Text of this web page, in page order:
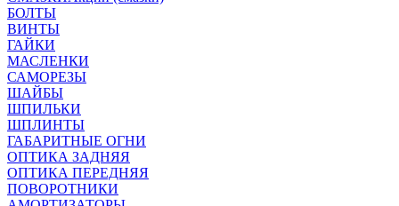
БОЛТЫ
ВИНТЫ
ГАЙКИ
МАСЛЕНКИ
САМОРЕЗЫ
ШАЙБЫ
ШПИЛЬКИ
ШПЛИНТЫ
ГАБАРИТНЫЕ ОГНИ
ОПТИКА ЗАДНЯЯ
ОПТИКА ПЕРЕДНЯЯ
ПОВОРОТНИКИ